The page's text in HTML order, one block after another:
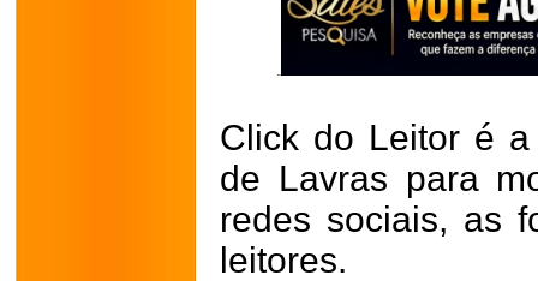
Click do Leitor é
de Lavras para
redes sociais, as
leitores.